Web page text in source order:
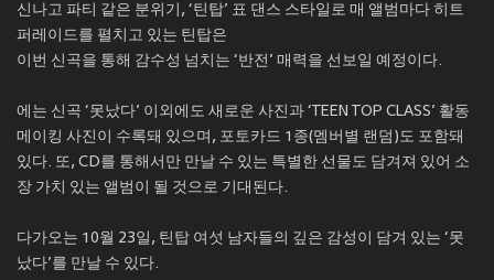
신나고 파티 같은 분위기, ‘틴탑’ 표 댄스 스타일로 매 앨범마다 히트
퍼레이드를 펼치고 있는 틴탑은
이번 신곡을 통해 감수성 넘치는 ‘반전’ 매력을 선보일 예정이다.
에는 신곡 ‘못났다’ 이외에도 새로운 사진과 ‘TEEN TOP CLASS’ 활동
메이킹 사진이 수록돼 있으며, 포토카드 1종(멤버별 랜덤)도 포함돼
있다. 또, CD를 통해서만 만날 수 있는 특별한 선물도 담겨져 있어 소
장 가치 있는 앨범이 될 것으로 기대된다.
다가오는 10월 23일, 틴탑 여섯 남자들의 깊은 감성이 담겨 있는 ‘못
났다’를 만날 수 있다.